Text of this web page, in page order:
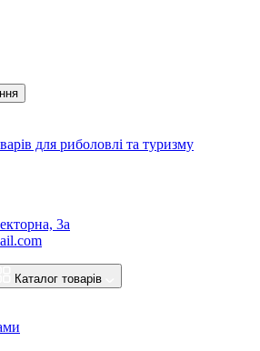
3а
Каталог товарів